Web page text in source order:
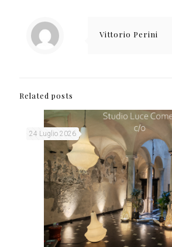
Vittorio Perini
Related posts
24 Luglio 2026